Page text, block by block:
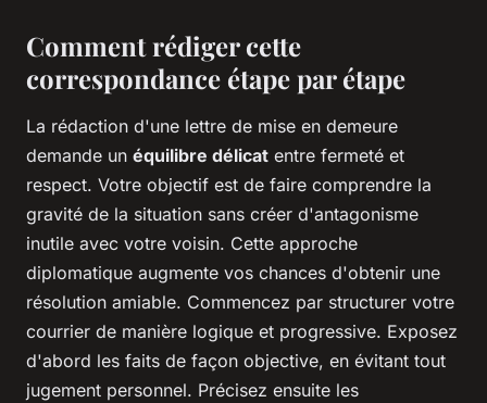
Comment rédiger cette
correspondance étape par étape
La rédaction d'une lettre de mise en demeure
demande un équilibre délicat entre fermeté et
respect. Votre objectif est de faire comprendre la
gravité de la situation sans créer d'antagonisme
inutile avec votre voisin. Cette approche
diplomatique augmente vos chances d'obtenir une
résolution amiable. Commencez par structurer votre
courrier de manière logique et progressive. Exposez
d'abord les faits de façon objective, en évitant tout
jugement personnel. Précisez ensuite les